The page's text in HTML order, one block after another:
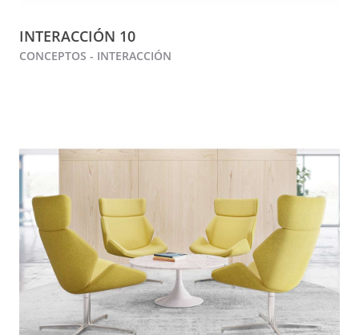
INTERACCIÓN 10
CONCEPTOS - INTERACCIÓN